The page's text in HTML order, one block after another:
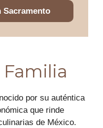
Sacramento
por su auténtica
que rinde
de México.